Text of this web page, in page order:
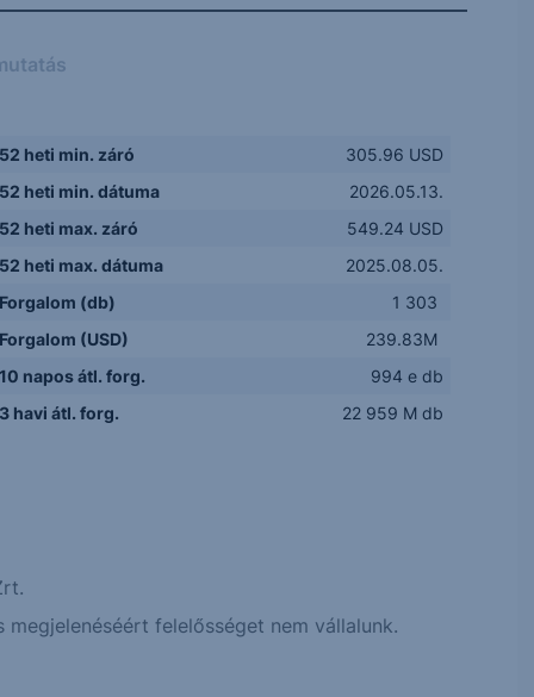
heti min. záró
305.96 USD
heti min. dátuma
2026.05.13.
heti max. záró
549.24 USD
heti max. dátuma
2025.08.05.
(db)
1 303
(USD)
239.83M
napos átl. forg.
994 e db
havi átl. forg.
22 959 M db
felelősséget nem vállalunk.